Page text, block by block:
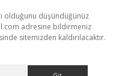
olduğunu düşündüğünüz
adresine bildirmeniz
sitemizden kaldırılacaktır.